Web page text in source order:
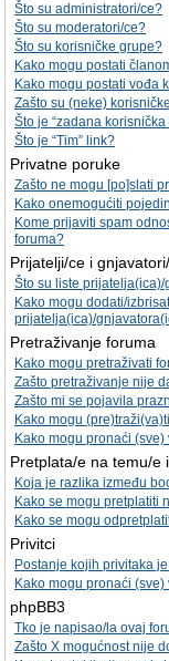
Što su administratori/ce?
Što su moderatori/ce?
Što su korisničke grupe?
Kako mogu postati
Kako mogu postati vođa
Zašto su (neke)
Što je “zadana korisnička
Što je “Tim” link?
Privatne poruke
Zašto ne mogu [po]slati
Kako onemogućiti
Kome prijaviti spam
foruma?
Prijatelji/ce i
Što su liste
Kako mogu dodati/
prijatelja(ica)/
Pretraživanje foruma
Kako mogu pretraživati
Zašto pretraživanje nije
Zašto mi se pojavila
Kako mogu
Kako mogu pronaći
Pretplata/e na temu/e
Koja je razlika između
Kako se mogu pretplatiti
Kako se mogu
Privitci
Postanje kojih privitaka
Kako mogu pronaći
phpBB3
Tko je napisao/la ovaj
Zašto X mogućnost nije